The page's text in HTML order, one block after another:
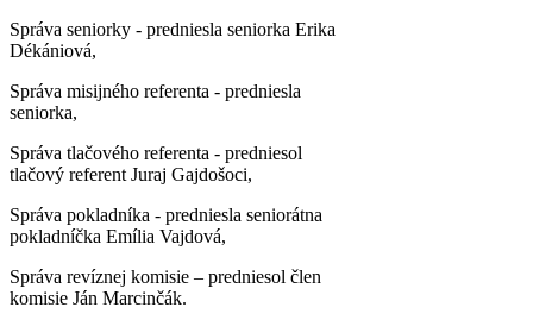
Správa seniorky - predniesla seniorka Erika
Dékániová,
Správa misijného referenta - predniesla
seniorka,
Správa tlačového referenta - predniesol
tlačový referent Juraj Gajdošoci,
Správa pokladníka - predniesla seniorátna
pokladníčka Emília Vajdová,
Správa revíznej komisie – predniesol člen
komisie Ján Marcinčák.